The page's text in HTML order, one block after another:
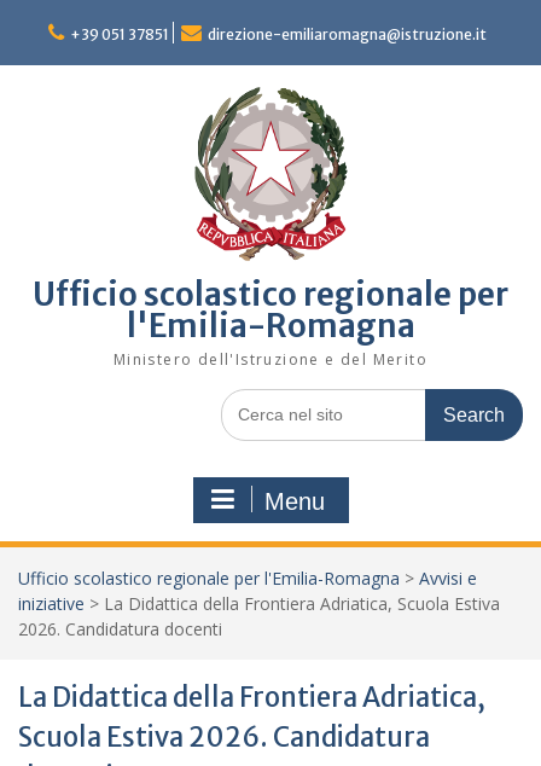
content
+39 051 37851 direzione-emiliaromagna@istruzione.it
Ufficio scolastico regionale per
l'Emilia-Romagna
Ministero dell'Istruzione e del Merito
Search
for:
Menu
Ufficio scolastico regionale per l'Emilia-Romagna > Avvisi e
iniziative > La Didattica della Frontiera Adriatica, Scuola Estiva
2026. Candidatura docenti
La Didattica della Frontiera Adriatica,
Scuola Estiva 2026. Candidatura